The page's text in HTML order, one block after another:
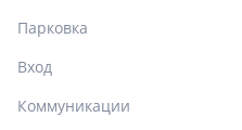
Парковка
Вход
Коммуникации